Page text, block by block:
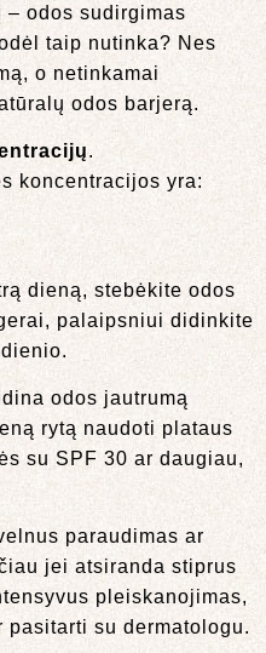
odos sudirgimas
taip nutinka? Nes
o netinkamai
odos barjerą.
.
koncentracijos yra:
dieną, stebėkite odos
palaipsniui didinkite
odos jautrumą
rytą naudoti plataus
su SPF 30 ar daugiau,
paraudimas ar
jei atsiranda stiprus
pleiskanojimas,
su dermatologu.